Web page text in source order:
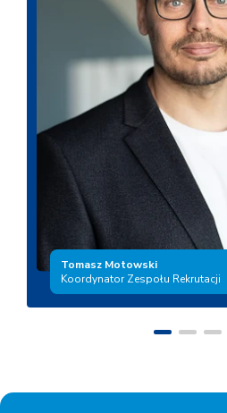
Tomasz Motowski
Koordynator Zespołu Rekrutacji